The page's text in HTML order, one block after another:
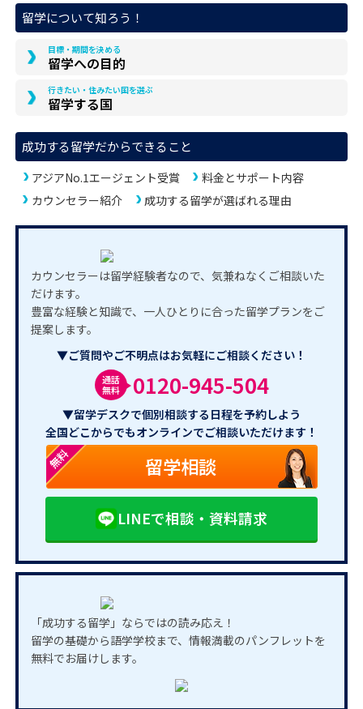
留学について知ろう！
目標・期間を決める
留学への目的
行きたい・住みたい国を選ぶ
留学する国
成功する留学だからできること
アジアNo.1エージェント受賞
料金とサポート内容
カウンセラー紹介
成功する留学が選ばれる理由
カウンセラーは留学経験者なので、気兼ねなくご相談いた
だけます。
豊富な経験と知識で、一人ひとりに合った留学プランをご
提案します。
▼ご質問やご不明点はお気軽にご相談ください！
通話
無料
0120-945-504
▼留学デスクで個別相談する日程を予約しよう
全国どこからでもオンラインでご相談いただけます！
無料 留学相談
LINEで相談・資料請求
「成功する留学」ならではの読み応え！
留学の基礎から語学学校まで、情報満載のパンフレットを
無料でお届けします。